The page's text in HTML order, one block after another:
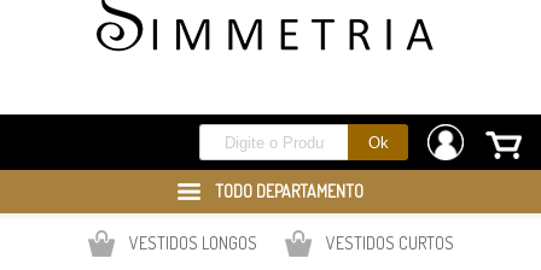
TODO DEPARTAMENTO
VESTIDOS LONGOS VESTIDOS CURTOS